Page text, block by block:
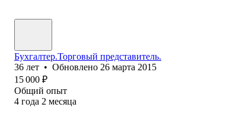
Бухгалтер.Торговый представитель.
36 лет • Обновлено 26 марта 2015
15 000 ₽
Общий опыт
4 года 2 месяца